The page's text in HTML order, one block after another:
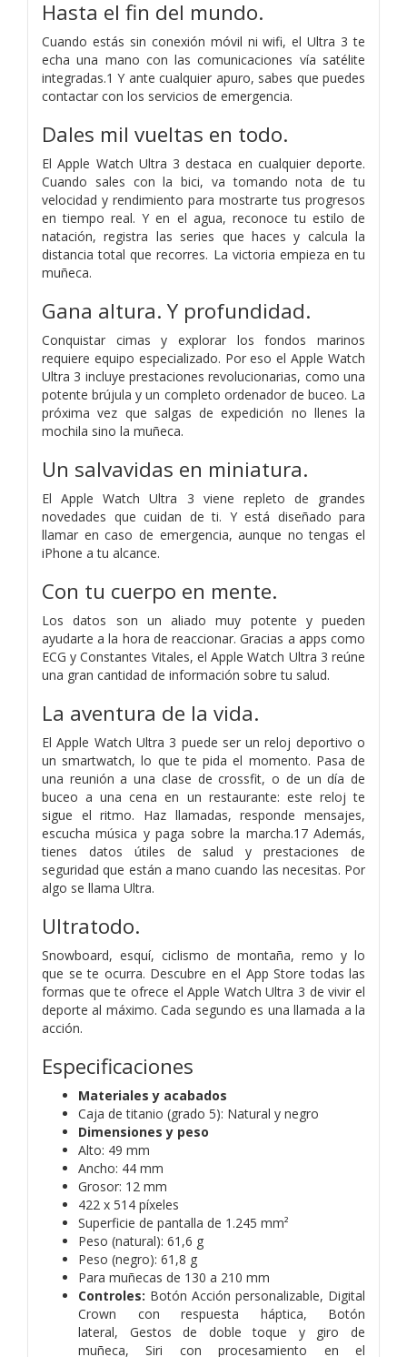
Hasta el fin del mundo.
Cuando estás sin conexión móvil ni wifi, el Ultra 3 te
echa una mano con las comunicaciones vía satélite
integradas.1 Y ante cualquier apuro, sabes que puedes
contactar con los servicios de emergencia.
Dales mil vueltas en todo.
El Apple Watch Ultra 3 destaca en cualquier deporte.
Cuando sales con la bici, va tomando nota de tu
velocidad y rendi­miento para mostrarte tus progresos
en tiempo real. Y en el agua, reconoce tu estilo de
natación, registra las series que haces y calcula la
distancia total que recorres. La victoria empieza en tu
muñeca.
Gana altura. Y profundidad.
Conquistar cimas y explorar los fondos marinos
requiere equipo especializado. Por eso el Apple Watch
Ultra 3 incluye prestaciones revolucionarias, como una
potente brújula y un completo ordenador de buceo. La
próxima vez que salgas de expedición no llenes la
mochila sino la muñeca.
Un salvavidas en miniatura.
El Apple Watch Ultra 3 viene repleto de grandes
novedades que cuidan de ti. Y está diseñado para
llamar en caso de emergencia, aunque no tengas el
iPhone a tu alcance.
Con tu cuerpo en mente.
Los datos son un aliado muy potente y pueden
ayudarte a la hora de reaccionar. Gracias a apps como
ECG y Constantes Vitales, el Apple Watch Ultra 3 reúne
una gran cantidad de información sobre tu salud.
La aventura de la vida.
El Apple Watch Ultra 3 puede ser un reloj deportivo o
un smartwatch, lo que te pida el momento. Pasa de
una reunión a una clase de crossfit, o de un día de
buceo a una cena en un restaurante: este reloj te
sigue el ritmo. Haz llamadas, responde mensajes,
escucha música y paga sobre la marcha.17 Además,
tienes datos útiles de salud y prestaciones de
seguridad que están a mano cuando las necesitas. Por
algo se llama Ultra.
Ultratodo.
Snowboard, esquí, ciclismo de montaña, remo y lo
que se te ocurra. Descubre en el App Store todas las
formas que te ofrece el Apple Watch Ultra 3 de vivir el
deporte al máximo. Cada segundo es una llamada a la
acción.
Especificaciones
Materiales y acabados
Caja de titanio (grado 5): Natural y negro
Dimensiones y peso
Alto: 49 mm
Ancho: 44 mm
Grosor: 12 mm
422 x 514 píxeles
Superficie de pantalla de 1.245 mm²
Peso (natural): 61,6 g
Peso (negro): 61,8 g
Para muñecas de 130 a 210 mm
Controles: Botón Acción personalizable, Digital
Crown con respuesta háptica, Botón
lateral, Gestos de doble toque y giro de
muñeca,Siri con procesamiento en el